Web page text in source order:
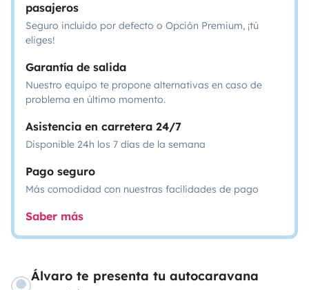
pasajeros
Seguro incluido por defecto o Opción Premium, ¡tú
eliges!
Garantía de salida
Nuestro equipo te propone alternativas en caso de
problema en último momento.
Asistencia en carretera 24/7
Disponible 24h los 7 días de la semana
Pago seguro
Más comodidad con nuestras facilidades de pago
Saber más
Álvaro te presenta tu autocaravana